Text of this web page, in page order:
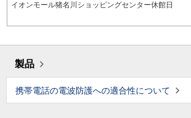
イオンモール猪名川ショッピングセンター休館日
製品
携帯電話の電波防護への適合性について